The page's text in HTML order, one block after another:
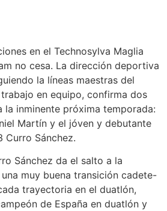
en el Technosylva Maglia
no cesa. La dirección deportiva
la líneas maestras del
en equipo, confirma dos
la inminente próxima temporada:
Martín y el jóven y debutante
Curro Sánchez.
Sánchez da el salto a la
muy buena transición cadete-
trayectoria en el duatlón,
de España en duatlón y